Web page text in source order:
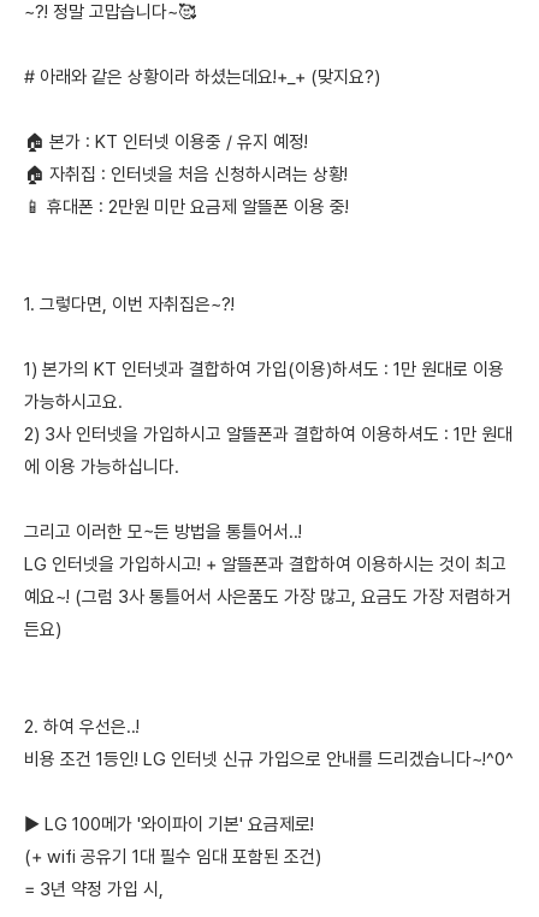
~?! 정말 고맙습니다~🥰
# 아래와 같은 상황이라 하셨는데요!+_+ (맞지요?)
🏠 본가 : KT 인터넷 이용중 / 유지 예정!
🏠 자취집 : 인터넷을 처음 신청하시려는 상황!
📱 휴대폰 : 2만원 미만 요금제 알뜰폰 이용 중!
1. 그렇다면, 이번 자취집은~?!
1) 본가의 KT 인터넷과 결합하여 가입(이용)하셔도 : 1만 원대로 이용
가능하시고요.
2) 3사 인터넷을 가입하시고 알뜰폰과 결합하여 이용하셔도 : 1만 원대
에 이용 가능하십니다.
그리고 이러한 모~든 방법을 통틀어서..!
LG 인터넷을 가입하시고! + 알뜰폰과 결합하여 이용하시는 것이 최고
예요~! (그럼 3사 통틀어서 사은품도 가장 많고, 요금도 가장 저렴하거
든요)
2. 하여 우선은..!
비용 조건 1등인! LG 인터넷 신규 가입으로 안내를 드리겠습니다~!^0^
▶ LG 100메가 '와이파이 기본' 요금제로!
(+ wifi 공유기 1대 필수 임대 포함된 조건)
= 3년 약정 가입 시,